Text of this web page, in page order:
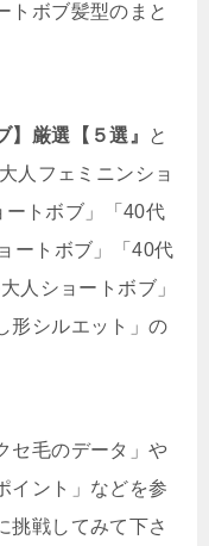
トボブ髪型のまと
】厳選【５選』
と
人フェミニンショ
ートボブ」「40代
ートボブ」「40代
人ショートボブ」
形シルエット」の
セ毛のデータ」や
イント」などを参
挑戦してみて下さ